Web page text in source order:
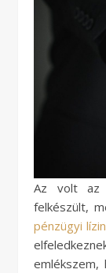
Az volt az
felkészült,
pénzügyi
emlékszem,